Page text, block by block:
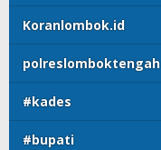
Koranlombok.id
polreslomboktengah
#kades
#bupati